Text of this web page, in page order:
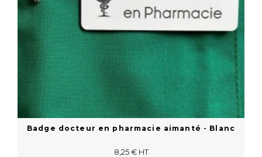
Badge docteur en pharmacie aimanté - Blanc
8,25 € HT